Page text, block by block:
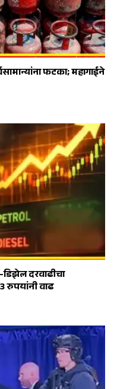
फटका; महागाईने
दरवाढीचा
रुपयांनी वाढ